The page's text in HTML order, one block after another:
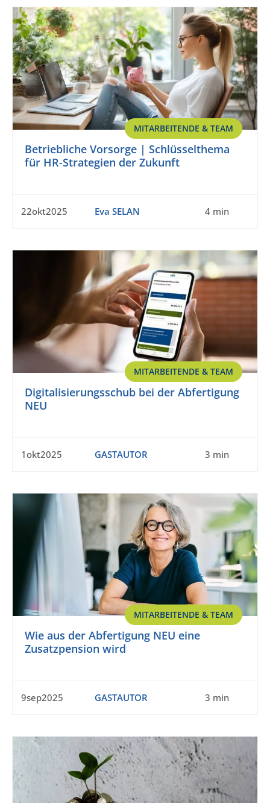
MITARBEITENDE & TEAM
Betriebliche Vorsorge | Schlüsselthema
für HR-Strategien der Zukunft
22okt2025 Eva SELAN 4 min
MITARBEITENDE & TEAM
Digitalisierungsschub bei der Abfertigung
NEU
1okt2025 GASTAUTOR 3 min
MITARBEITENDE & TEAM
Wie aus der Abfertigung NEU eine
Zusatzpension wird
9sep2025 GASTAUTOR 3 min